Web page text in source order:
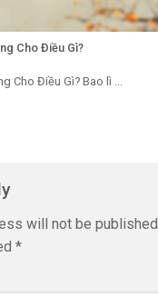
Cho Điều Gì?
Cho Điều Gì? Bao lì ...
will not be published.
*